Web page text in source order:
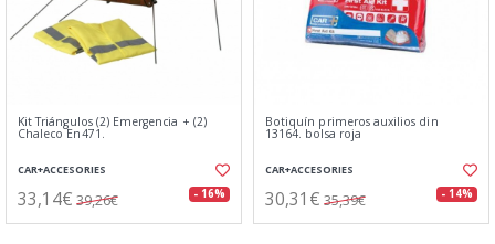
Kit Triángulos (2) Emergencia + (2)
Chaleco En471.
CAR+ACCESORIES
33,14€ 39,26€ - 16%
Botiquín primeros auxilios din
13164. bolsa roja
CAR+ACCESORIES
30,31€ 35,39€ - 14%